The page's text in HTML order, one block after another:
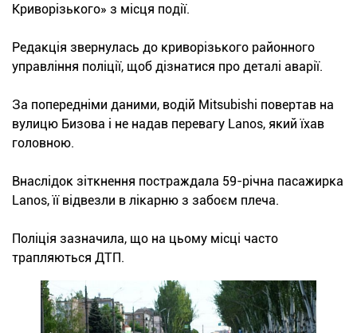
Криворізького» з місця події.
Редакція звернулась до криворізького районного
управління поліції, щоб дізнатися про деталі аварії.
За попередніми даними, водій Mitsubishi повертав на
вулицю Бизова і не надав перевагу Lanos, який їхав
головною.
Внаслідок зіткнення постраждала 59-річна пасажирка
Lanos, її відвезли в лікарню з забоєм плеча.
Поліція зазначила, що на цьому місці часто
трапляються ДТП.